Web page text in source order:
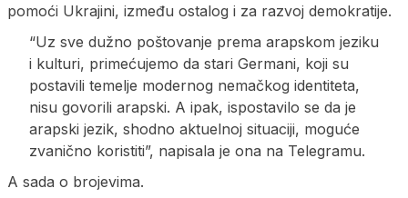
pomoći Ukrajini, između ostalog i za razvoj demokratije.
“Uz sve dužno poštovanje prema arapskom jeziku
i kulturi, primećujemo da stari Germani, koji su
postavili temelje modernog nemačkog identiteta,
nisu govorili arapski. A ipak, ispostavilo se da je
arapski jezik, shodno aktuelnoj situaciji, moguće
zvanično koristiti”, napisala je ona na Telegramu.
A sada o brojevima.